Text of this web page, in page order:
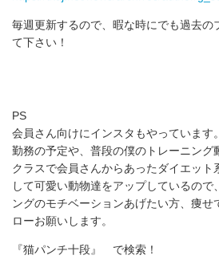
毎週更新するので、暇な時にでも過去の
て下さい！
PS
会員さん向けにインスタもやっています。
勤務の予定や、普段の僕のトレーニング
クラスで会員さんからあったダイエット
して可愛い動物達をアップしているので
ングのモチベーションあげたい方、痩せ
ローお願いします。
『猫パンチ十段』 で検索！